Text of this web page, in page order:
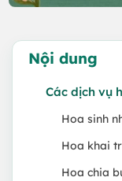
Nội dung
Các dịch vụ
Hoa sinh
Hoa khai
Hoa chia